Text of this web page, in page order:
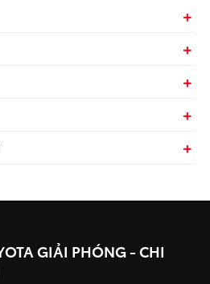
GIẢI PHÓNG - CHI